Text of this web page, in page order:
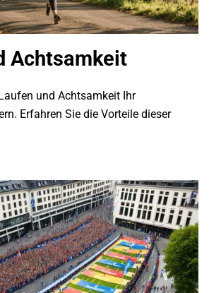
Achtsamkeit
und Achtsamkeit Ihr
Erfahren Sie die Vorteile dieser